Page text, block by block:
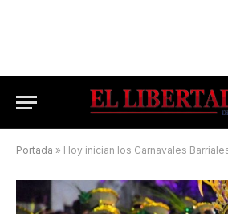
Portada » Hoy inician los Carnavales